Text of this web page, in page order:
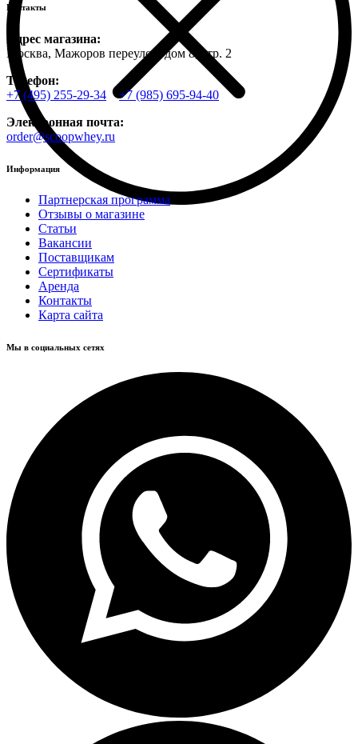
Контакты
Адрес магазина:
Москва, Мажоров переулок, дом 8, стр. 2
Телефон:
+7 (495) 255-29-34
+7 (985) 695-94-40
Электронная почта:
order@scoopwhey.ru
Информация
Партнерская программа
Отзывы о магазине
Статьи
Вакансии
Поставщикам
Сертификаты
Аренда
Контакты
Карта сайта
Мы в социальных сетях